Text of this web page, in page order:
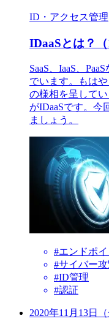
ID・アクセス管理
IDaaSとは？
SaaS、IaaS、
でいます。もは
の様相を呈して
がIDaaSです。今
ましょう。
#エンドポ
#サイバー
#ID管理
#認証
2020年11月13日（